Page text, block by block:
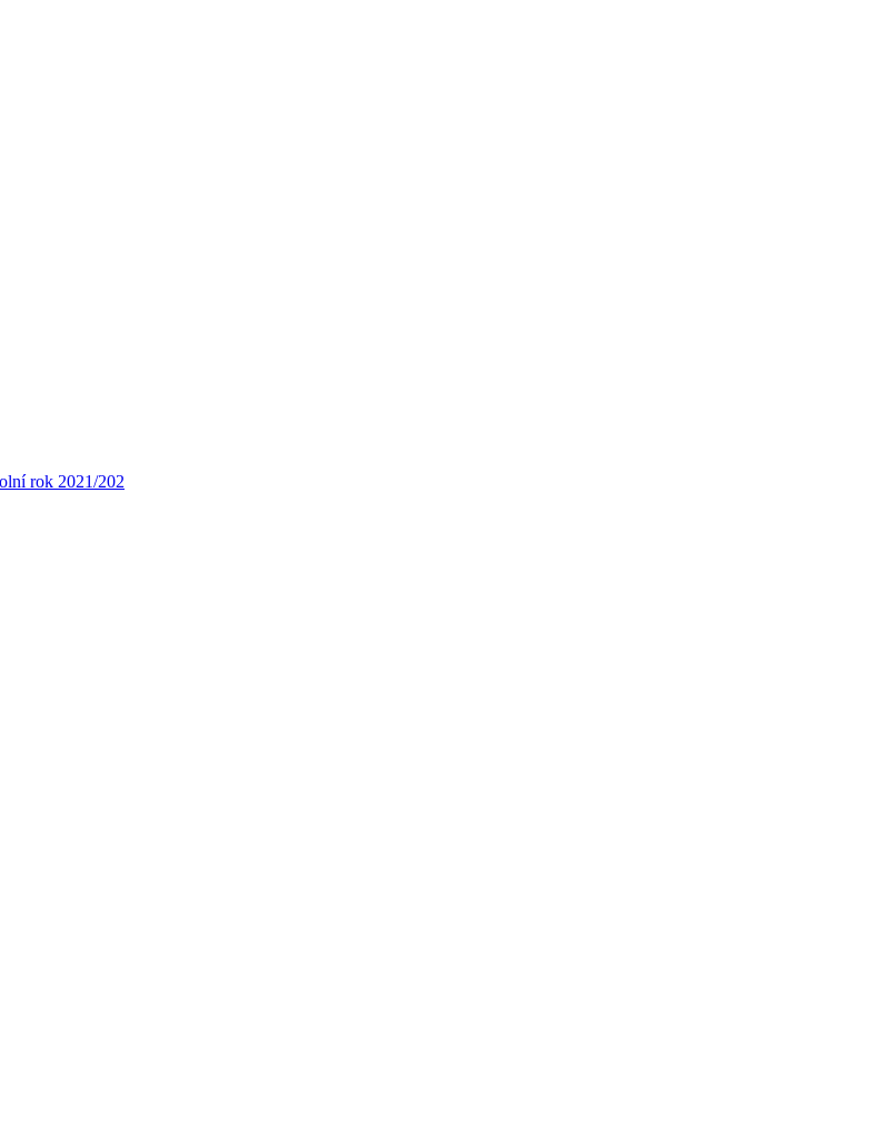
rok 2021/202